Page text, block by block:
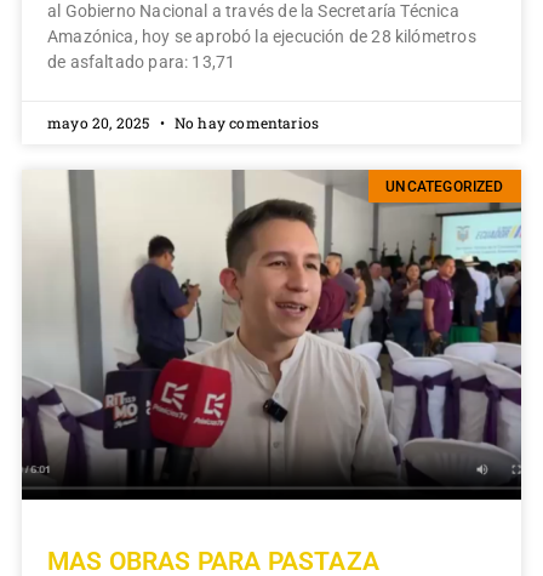
al Gobierno Nacional a través de la Secretaría Técnica
Amazónica, hoy se aprobó la ejecución de 28 kilómetros
de asfaltado para: 13,71
mayo 20, 2025 No hay comentarios
UNCATEGORIZED
MAS OBRAS PARA PASTAZA